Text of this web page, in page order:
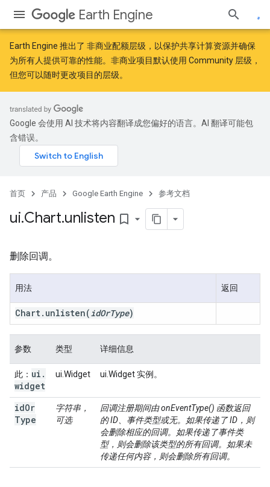
Earth Engine
Earth Engine 推出了 非商业配额层级 ，以保护共享计算资源并确保
为所有人提供可靠的性能。非商业项目默认使用 Community 层级，
但您可以随时更改项目的层级。
Google 会使用 AI 技术将内容翻译成您偏好的语言。AI 翻译可能包
含错误。
首页 产品 Google Earth Engine 参考文档
ui.Chart.unlisten bookmark_border
删除回调。
用法 返回
Chart. unlisten(idOrType)
参数 类型 详细信息
此： ui .
widget
ui.Widget ui.Widget 实例。
idOr
Type
字符串，
可选
回调注册期间由 onEventType() 函数返回
的 ID、事件类型或无。如果传递了 ID，则
会删除相应的回调。如果传递了事件类
型，则会删除该类型的所有回调。如果未
传递任何内容，则会删除所有回调。